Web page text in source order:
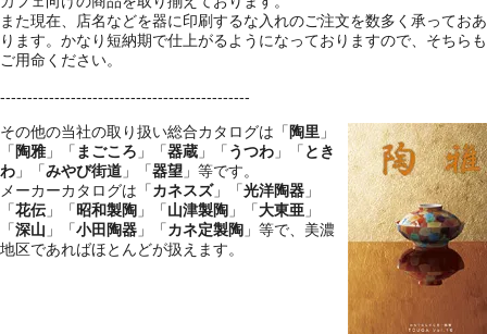
また現在、店名などを器に印刷するな入れのご注文を数多く承っておあ
ります。かなり短納期で仕上がるようになっておりますので、そちらも
ご用命ください。
----------------------------------------------
その他の当社の取り扱い総合カタログは「 陶里 」
「 陶雅」「 まごころ 」「器蔵 」「 うつわ 」「 とき
わ 」「みやび街道 」「器望 」等です。
メーカーカタログは「カネスズ」「光洋陶器 」
「花伝 」「昭和製陶 」「山津製陶 」「大東亜 」
「深山 」「小田陶器 」「カネ定製陶 」等で、美濃
地区であればほとんどが扱えます。